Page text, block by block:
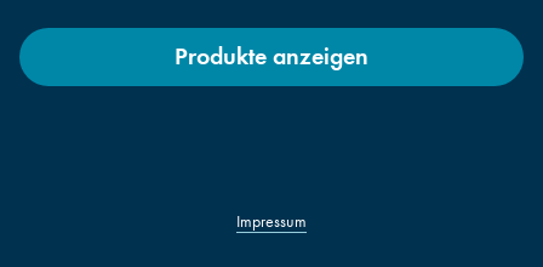
Produkte anzeigen
Impressum